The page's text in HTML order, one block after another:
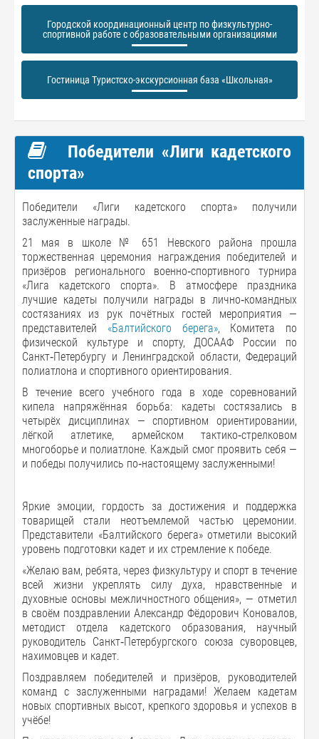
Городской координационный центр по физкультурно-
спортивной работе с образовательными организациями
Гостиница Туристско-экскурсионная база «Школьная»
Победители «Лиги кадетского
спорта»
Победители «Лиги кадетского спорта» получили
заслуженные награды.
21 мая в школе № 651 Невского района прошла
торжественная церемония награждения победителей и
призёров регионального военно‑спортивного турнира
«Лига кадетского спорта». В атмосфере праздника
лучшие кадеты получили награды в лично‑командных
состязаниях из рук почётных гостей мероприятия —
представителей «Балтийского берега», Комитета по
физической культуре и спорту, ДОСААФ России по
Санкт‑Петербургу и Ленинградской области, Федераций
полиатлона и спортивного ориентирования.
В течение всего учебного года в ходе соревнований
кипела напряжённая борьба: кадеты состязались в
четырёх дисциплинах — спортивном ориентировании,
лёгкой атлетике, армейском тактико‑стрелковом
многоборье и полиатлоне. Каждый смог проявить себя —
и победы получились по‑настоящему заслуженными!
Яркие эмоции, гордость за достижения и поддержка
товарищей стали неотъемлемой частью церемонии.
Представители «Балтийского берега» отметили высокий
уровень подготовки кадет и их стремление к победе.
«Желаю вам, ребята, через физкультуру и спорт в течение
всей жизни укреплять силу духа, нравственные и
духовные основы межличностного общения», — отметил
в своём поздравлении Александр Фёдорович Коновалов,
методист отдела кадетского образования, научный
руководитель Санкт‑Петербургского союза суворовцев,
нахимовцев и кадет.
Поздравляем победителей и призёров, руководителей
команд с заслуженными наградами! Желаем кадетам
новых спортивных высот, крепкого здоровья и успехов в
учёбе!